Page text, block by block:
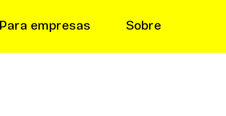
Para empresas Sobre